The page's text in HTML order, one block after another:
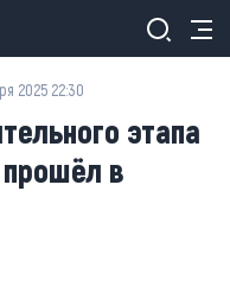
2025 22:30
этапа
в